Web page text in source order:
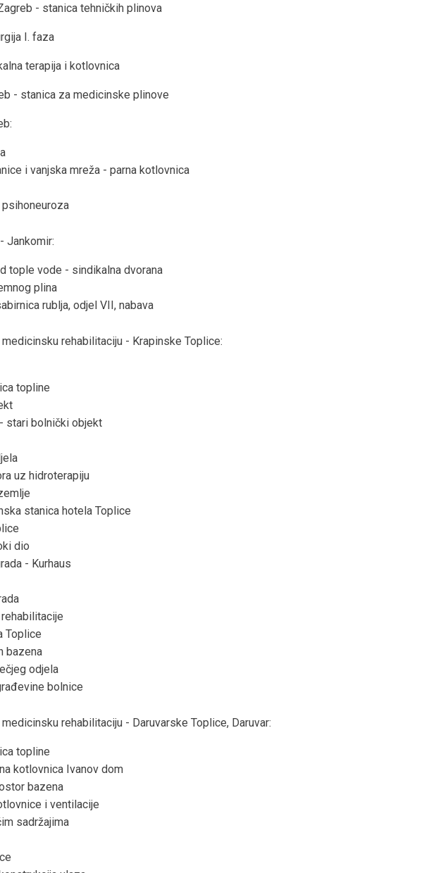
- stanica tehničkih plinova
I. faza
terapija i kotlovnica
- stanica za medicinske plinove
i vanjska mreža - parna kotlovnica
Jankomir:
tople vode - sindikalna dvorana
plina
rublja, odjel VII, nabava
rehabilitaciju - Krapinske Toplice:
topline
stari bolnički objekt
uz hidroterapiju
stanica hotela Toplice
dio
- Kurhaus
Toplice
bazena
odjela
bolnice
rehabilitaciju - Daruvarske Toplice, Daruvar:
topline
kotlovnica Ivanov dom
bazena
i ventilacije
sadržajima